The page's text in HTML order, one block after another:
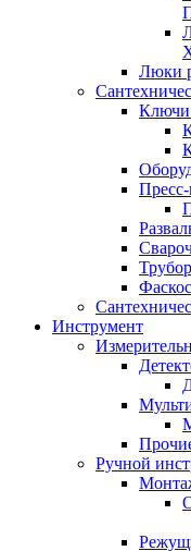
Люки
Ключи
Инструмент
Ручной